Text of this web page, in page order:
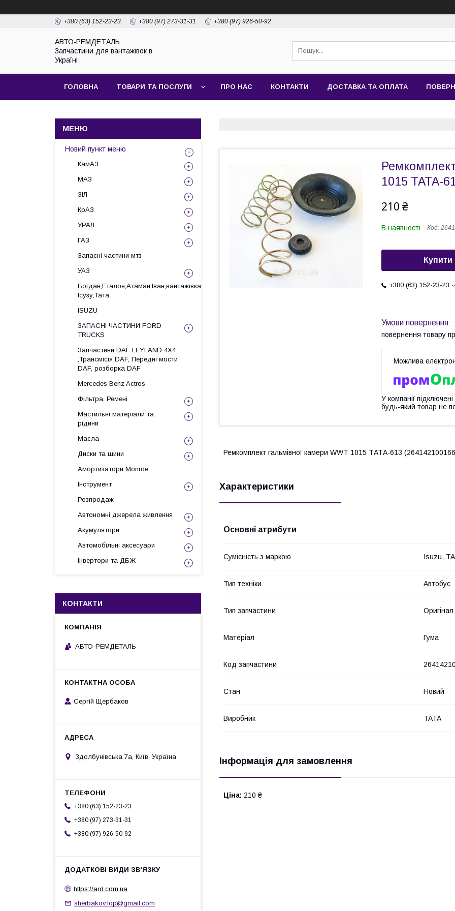
+380 (63) 152-23-23 +380 (97) 273-31-31 +380 (97) 926-50-92
АВТО-РЕМДЕТАЛЬ
Запчастини для вантажівок в
Україні
ГОЛОВНА ТОВАРИ ТА ПОСЛУГИ ПРО НАС КОНТАКТИ ДОСТАВКА ТА ОПЛАТА
1015 ТАТА-
210 ₴
В наявності Код:
Купити
+380 (63) 152-23-23
повернення товару
У компанії
будь-який товар не
Ремкомплект гальмівної камери WWT 1015 ТАТА-613
Характеристики
Основні атрибути
Сумісність з маркою Isuzu,
Тип техніки Автобус
Тип запчастини Оригінал
Матеріал Гума
Код запчастини
Стан Новий
Виробник TATA
Інформація для замовлення
Ціна: 210 ₴
Новий пункт меню
КамАЗ
МАЗ
ЗІЛ
КрАЗ
УРАЛ
ГАЗ
Запасні частини мтз
УАЗ
Богдан,Еталон,Атаман,Іван,вантажівка
Ісузу,Тата.
ISUZU
ЗАПАСНІ ЧАСТИНИ FORD
TRUCKS
Запчастини DAF LEYLAND 4X4
,Трансмісія DAF, Передні мости
DAF, розборка DAF
Mercedes Benz Actros
Фільтра, Ремені
Мастильні матеріали та
рідини
Масла
Диски та шини
Амортизатори Monroe
Інструмент
Розпродаж
Автономні джерела живлення
Акумулятори
Автомобільні аксесуари
Інвертори та ДБЖ
КОНТАКТИ
АВТО-РЕМДЕТАЛЬ
Сергій Щербаков
Здолбунівська 7а, Київ, Україна
+380 (63) 152-23-23
+380 (97) 273-31-31
+380 (97) 926-50-92
https://ard.com.ua
sherbakov.fop@gmail.com